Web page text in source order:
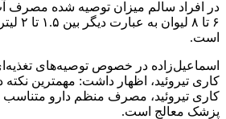
در افراد سالم میزان توصیه شده مصرف
۶ تا ۸
است.
اسماعیل‌زاده در خصوص توصیه‌های تغذیه‌ای
کاری تیروئید، اظهار داشت: مهمترین نکته
کاری تیروئید، مصرف منظم دارو متناسب
پزشک معالج است.